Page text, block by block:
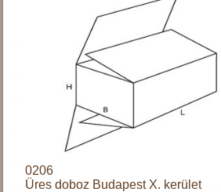
0206
Üres doboz Budapest X. kerület